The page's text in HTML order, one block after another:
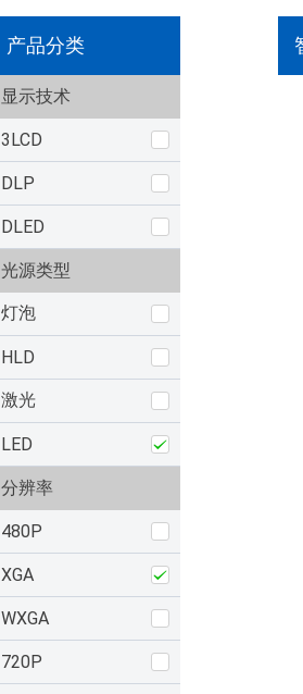
产品分类
显示技术
3LCD
DLP
DLED
光源类型
灯泡
HLD
激光
LED
分辨率
480P
XGA
WXGA
720P